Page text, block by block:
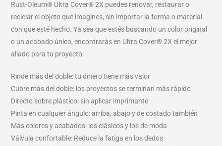
Rust-Oleum® Ultra Cover® 2X puedes renovar, restaurar o
reciclar el objeto que imagines, sin importar la forma o material
con que esté hecho. Ya sea que estés buscando un color original
o un acabado único, encontrarás en Ultra Cover® 2X el mejor
aliado para tu proyecto.
Rinde más del doble: tu dinero tiene más valor
Cubre más del doble: los proyectos se terminan más rápido
Directo sobre plástico: sin aplicar imprimante
Pinta en cualquier ángulo: arriba, abajo y de costado también
Más colores y acabados: los clásicos y los de moda
Válvula confortable: Reduce la fatiga en los dedos